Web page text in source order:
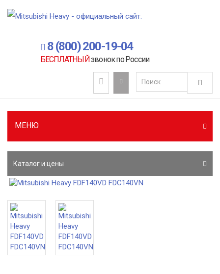
8 (800) 200-19-04
БЕСПЛАТНЫЙзвонок по России
МЕНЮ
Каталог и цены